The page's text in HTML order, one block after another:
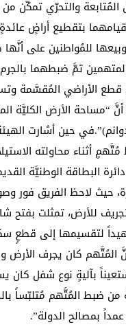
المُتابعة والتحرّي تمكَّن
بتقطيع أراضٍ
وبيعها للمُواطنين على
تمَّ ضبطهما
قطع الأراضي المُقسَّمة
“مساحة الأرض الكليَّة
بأكثر من (8 دوانم)”.في حين أشارت
أثناء محاولته
البطاقة الوطنيَّة
حيث لاحظ الفريق فور
للأرض، تمثلت بفتح
لتقسيمها إلى قطعٍ
المُتَّهم كان يجرف الأرض
بآليةٍ نوع شفل كان
ضبط المُتَّهم مُتلبّساً
بمصالح الدولة”.